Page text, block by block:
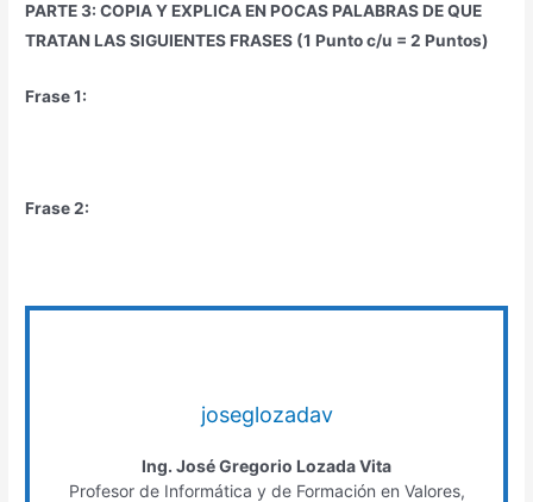
PARTE 3: COPIA Y EXPLICA EN POCAS PALABRAS DE QUE
TRATAN LAS SIGUIENTES FRASES (1 Punto c/u = 2 Puntos)
Frase 1:
Frase 2:
joseglozadav
Ing. José Gregorio Lozada Vita
Profesor de Informática y de Formación en Valores,